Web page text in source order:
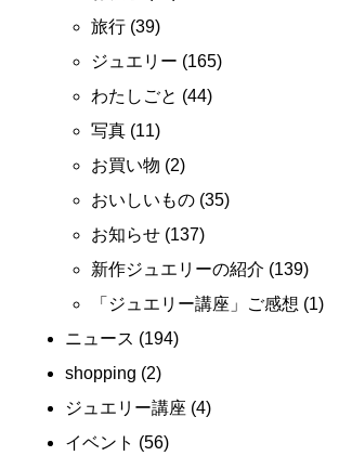
旅行 (39)
ジュエリー (165)
わたしごと (44)
写真 (11)
お買い物 (2)
おいしいもの (35)
お知らせ (137)
新作ジュエリーの紹介 (139)
「ジュエリー講座」ご感想 (1)
ニュース (194)
shopping (2)
ジュエリー講座 (4)
イベント (56)